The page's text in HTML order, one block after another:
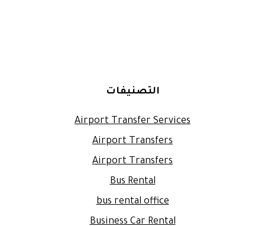
التصنيفات
Airport Transfer Services
Airport Transfers
Airport Transfers
Bus Rental
bus rental office
Business Car Rental